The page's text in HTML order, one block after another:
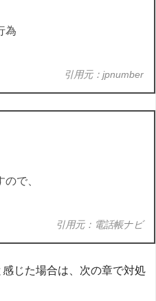
為
引用元：jpnumber
で、
引用元：電話帳ナビ
じた場合は、次の章で対処